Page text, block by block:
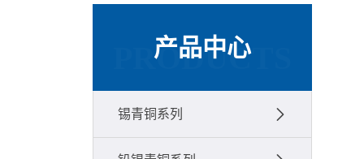
产品中心
PRODUCTS
锡青铜系列